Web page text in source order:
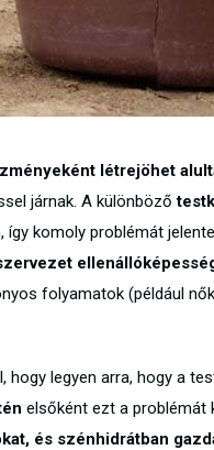
létrejöhet
járnak. A különböző
komoly problémát
folyamatok (például
hogy legyen arra, hogy a
elsőként ezt a problémát
és szénhidrátban